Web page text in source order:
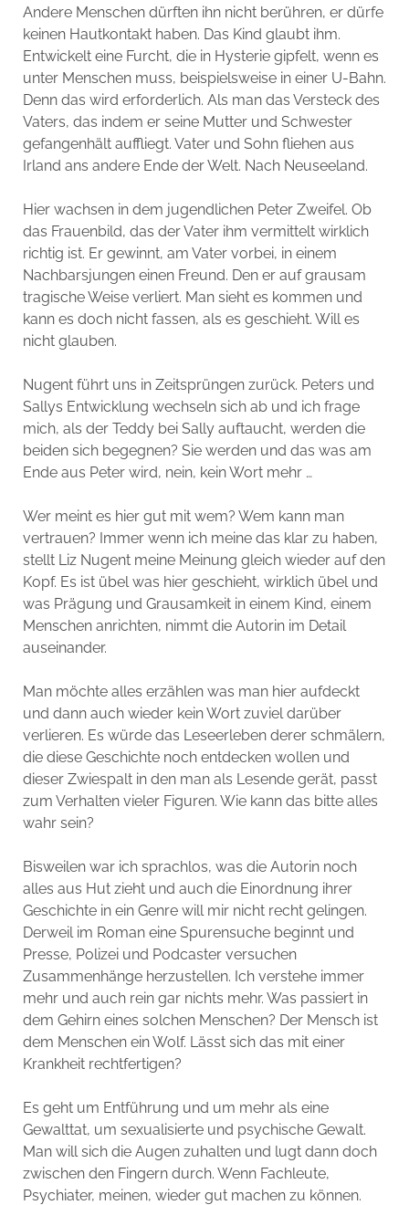
Andere Menschen dürften ihn nicht berühren, er dürfe
keinen Hautkontakt haben. Das Kind glaubt ihm.
Entwickelt eine Furcht, die in Hysterie gipfelt, wenn es
unter Menschen muss, beispielsweise in einer U-Bahn.
Denn das wird erforderlich. Als man das Versteck des
Vaters, das indem er seine Mutter und Schwester
gefangenhält auffliegt. Vater und Sohn fliehen aus
Irland ans andere Ende der Welt. Nach Neuseeland.
Hier wachsen in dem jugendlichen Peter Zweifel. Ob
das Frauenbild, das der Vater ihm vermittelt wirklich
richtig ist. Er gewinnt, am Vater vorbei, in einem
Nachbarsjungen einen Freund. Den er auf grausam
tragische Weise verliert. Man sieht es kommen und
kann es doch nicht fassen, als es geschieht. Will es
nicht glauben.
Nugent führt uns in Zeitsprüngen zurück. Peters und
Sallys Entwicklung wechseln sich ab und ich frage
mich, als der Teddy bei Sally auftaucht, werden die
beiden sich begegnen? Sie werden und das was am
Ende aus Peter wird, nein, kein Wort mehr …
Wer meint es hier gut mit wem? Wem kann man
vertrauen? Immer wenn ich meine das klar zu haben,
stellt Liz Nugent meine Meinung gleich wieder auf den
Kopf. Es ist übel was hier geschieht, wirklich übel und
was Prägung und Grausamkeit in einem Kind, einem
Menschen anrichten, nimmt die Autorin im Detail
auseinander.
Man möchte alles erzählen was man hier aufdeckt
und dann auch wieder kein Wort zuviel darüber
verlieren. Es würde das Leseerleben derer schmälern,
die diese Geschichte noch entdecken wollen und
dieser Zwiespalt in den man als Lesende gerät, passt
zum Verhalten vieler Figuren. Wie kann das bitte alles
wahr sein?
Bisweilen war ich sprachlos, was die Autorin noch
alles aus Hut zieht und auch die Einordnung ihrer
Geschichte in ein Genre will mir nicht recht gelingen.
Derweil im Roman eine Spurensuche beginnt und
Presse, Polizei und Podcaster versuchen
Zusammenhänge herzustellen. Ich verstehe immer
mehr und auch rein gar nichts mehr. Was passiert in
dem Gehirn eines solchen Menschen? Der Mensch ist
dem Menschen ein Wolf. Lässt sich das mit einer
Krankheit rechtfertigen?
Es geht um Entführung und um mehr als eine
Gewalttat, um sexualisierte und psychische Gewalt.
Man will sich die Augen zuhalten und lugt dann doch
zwischen den Fingern durch. Wenn Fachleute,
Psychiater, meinen, wieder gut machen zu können.